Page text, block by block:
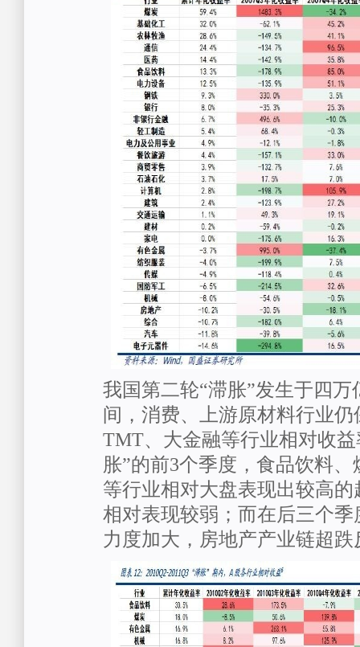
我国第二轮“滞胀”发生于四万
间，消费、上游原材料行业
TMT、大金融等行业相对收
胀”的前3个季度，食品饮料
等行业相对大盘表现出较高
相对表现较弱；而在后三个
力度加大，房地产产业链超跌